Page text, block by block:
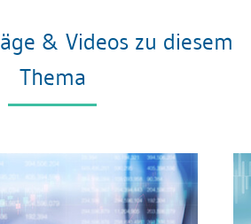
& Videos zu diesem
Thema